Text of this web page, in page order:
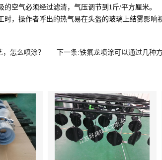
的空气必须经过滤清，气压调节到1斤/平方厘米。
时，操作者呼出的热气易在头盔的玻璃上结雾影响
，怎么喷涂？ 下一条:铁氟龙喷涂可以通过几种